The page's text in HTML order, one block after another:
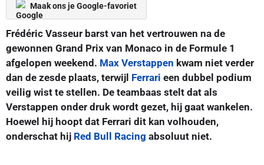
Maak ons je Google-favoriet
Frédéric Vasseur barst van het vertrouwen na de
gewonnen Grand Prix van Monaco in de Formule 1
afgelopen weekend. Max Verstappen kwam niet verder
dan de zesde plaats, terwijl Ferrari een dubbel podium
veilig wist te stellen. De teambaas stelt dat als
Verstappen onder druk wordt gezet, hij gaat wankelen.
Hoewel hij hoopt dat Ferrari dit kan volhouden,
onderschat hij Red Bull Racing absoluut niet.